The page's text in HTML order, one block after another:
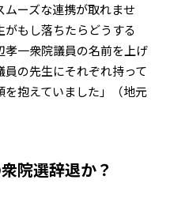
ーズな連携が取れませ
もし落ちたらどうする
一衆院議員の名前を上げ
の先生にそれぞれ持って
抱えていました」（地元
院選辞退か？